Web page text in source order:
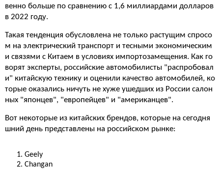
венно больше по сравнению с 1,6 миллиардами долларов
в 2022 году.
Такая тенденция обусловлена не только растущим спросо
м на электрический транспорт и тесными экономическим
и связями с Китаем в условиях импортозамещения. Как го
ворят эксперты, российские автомобилисты "распробовал
и" китайскую технику и оценили качество автомобилей, ко
торые оказались ничуть не хуже ушедших из России салон
ных "японцев", "европейцев" и "американцев".
Вот некоторые из китайских брендов, которые на сегодня
шний день представлены на российском рынке:
Geely
Changan